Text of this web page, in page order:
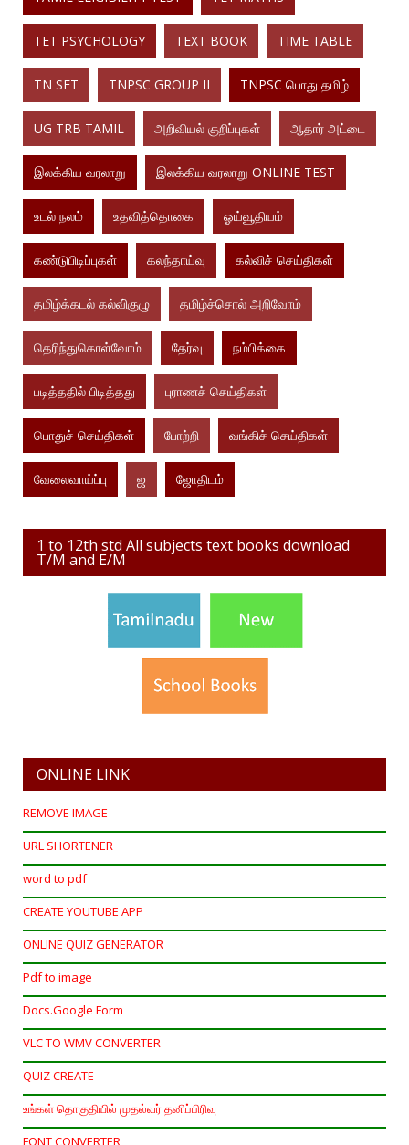
TET PSYCHOLOGY TEXT BOOK TIME TABLE
TN SET TNPSC GROUP II TNPSC பொது தமிழ்
UG TRB TAMIL அறிவியல் குறிப்புகள் ஆதார் அட்டை
இலக்கிய வரலாறு இலக்கிய வரலாறு ONLINE TEST
உடல் நலம் உதவித்தொகை ஓய்வூதியம்
கண்டுபிடிப்புகள் கலந்தாய்வு கல்விச் செய்திகள்
தமிழ்க்கடல் கல்வி்குழு தமிழ்ச்சொல் அறிவோம்
தெரிந்துகொள்வோம் தேர்வு நம்பிக்கை
படித்ததில் பிடித்தது புராணச் செய்திகள்
பொதுச் செய்திகள் போற்றி வங்கிச் செய்திகள்
வேலைவாய்ப்பு ஜ ஜோதிடம்
1 to 12th std All subjects text books download
T/M and E/M
ONLINE LINK
REMOVE IMAGE
URL SHORTENER
word to pdf
CREATE YOUTUBE APP
ONLINE QUIZ GENERATOR
Pdf to image
Docs.Google Form
VLC TO WMV CONVERTER
QUIZ CREATE
உங்கள் தொகுதியில் முதல்வர் தனிப்பிரிவு
FONT CONVERTER